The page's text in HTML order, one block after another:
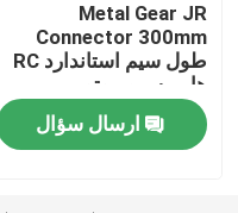
صفحه اصلی
محصولات
Metal Gear JR
Connector 300mm
طول سیم استاندارد RC
هابی سرو موتور
ارسال سؤال